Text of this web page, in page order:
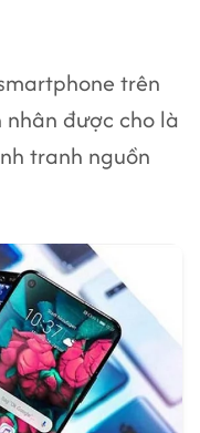
trên
được cho là
tranh nguồn